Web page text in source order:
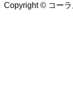
Copyright © コー